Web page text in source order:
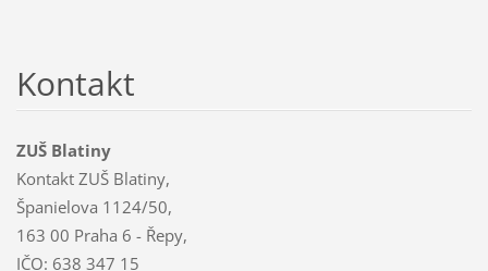
Kontakt
ZUŠ Blatiny
Kontakt ZUŠ Blatiny,
Španielova 1124/50,
163 00 Praha 6 - Řepy,
IČO: 638 347 15